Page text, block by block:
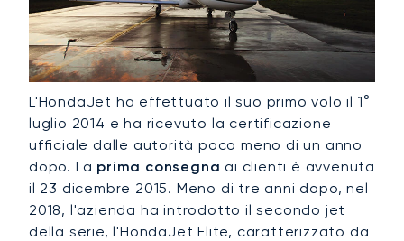
L'HondaJet ha effettuato il suo primo volo il 1°
luglio 2014 e ha ricevuto la certificazione
ufficiale dalle autorità poco meno di un anno
dopo. La prima consegna ai clienti è avvenuta
il 23 dicembre 2015. Meno di tre anni dopo, nel
2018, l'azienda ha introdotto il secondo jet
della serie, l'HondaJet Elite, caratterizzato da